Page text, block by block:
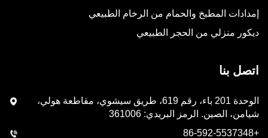
إمدادات المطبخ والحمام من الرخام الطبيعي
ديكور منزلي من الحجر الطبيعي
اتصل بنا
الوحدة 201 باء، رقم 619، طريق سيشوي، مقاطعة هولي،
شيامن، الصين. الرمز البريدي: 361006
+86-592-5537348